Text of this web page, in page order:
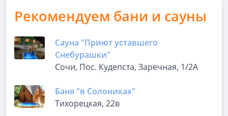
Рекомендуем бани и сауны
Сауна "Приют уставшего
Снебурашки"
Сочи, Пос. Кудепста, Заречная, 1/2А
Баня "в Солониках"
Тихорецкая, 22в